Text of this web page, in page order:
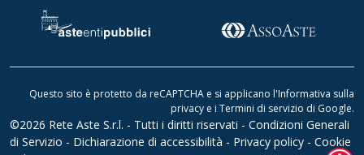
Questo sito è protetto da reCAPTCHA e si applicano l'Informativa sulla
privacy e i Termini di servizio di Google.
©2026 Rete Aste S.r.l. - Tutti i diritti riservati - Condizioni Generali
di Servizio - Dichiarazione di accessibilità - Privacy policy - Cookie